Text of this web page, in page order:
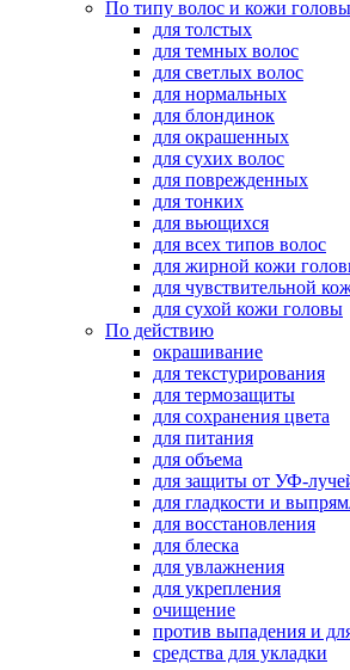
По типу волос и кожи головы
для толстых
для темных волос
для светлых волос
для нормальных
для блондинок
для окрашенных
для сухих волос
для поврежденных
для тонких
для вьющихся
для всех типов волос
для жирной кожи
для чувствительной
для сухой кожи головы
По действию
окрашивание
для текстурирования
для термозащиты
для сохранения цвета
для питания
для объема
для защиты от УФ-
для гладкости и
для восстановления
для блеска
для увлажнения
для укрепления
очищение
против выпадения и
средства для укладки